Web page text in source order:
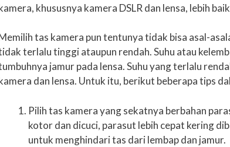
khususnya kamera DSLR dan lensa, lebih
tas kamera pun tentunya tidak bisa asal-
terlalu tinggi ataupun rendah. Suhu atau
jamur pada lensa. Suhu yang terlalu
dan lensa. Untuk itu, berikut beberapa tips
Pilih tas kamera yang sekatnya berbahan
kotor dan dicuci, parasut lebih cepat kering
untuk menghindari tas dari lembap dan jamur.